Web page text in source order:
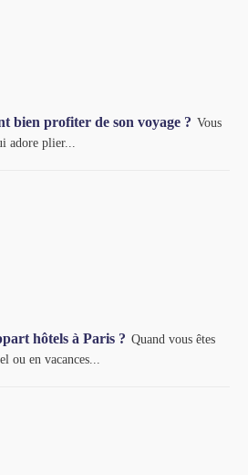
bien profiter de son voyage ? Vous
adore plier...
hôtels à Paris ? Quand vous êtes
ou en vacances...